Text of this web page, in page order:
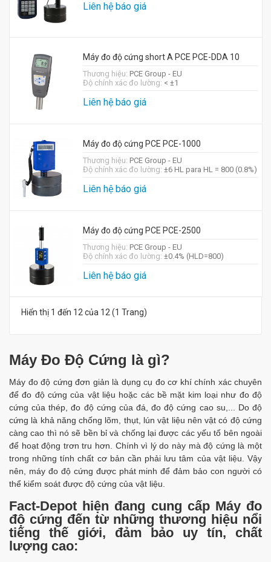
Liên hệ báo giá
Máy đo độ cứng short A PCE PCE-DDA 10
Thương hiệu: PCE Group - EU
Độ chính xác đo lường: < ±1
Liên hệ báo giá
Máy đo độ cứng PCE PCE-1000
Thương hiệu: PCE Group - EU
Độ chính xác đo lường: ±6 HL para HL = 800 (0.8%)
Liên hệ báo giá
Máy đo độ cứng PCE PCE-2500
Thương hiệu: PCE Group - EU
Độ chính xác đo lường: ±0.4% (HLD=800)
Liên hệ báo giá
Hiển thị 1 đến 12 của 12 (1 Trang)
Máy Đo Độ Cứng là gì?
Máy đo độ cứng đơn giản là dụng cụ đo cơ khí chính xác chuyên
để đo độ cứng của vật liệu hoặc các bề mặt kim loại như đo độ
cứng của thép, đo độ cứng của đá, đo độ cứng cao su,... Do độ
cứng là khả năng chống lõm, thụt, lún vật liệu nên vật có độ cứng
càng cao thì nó sẽ bền bỉ và chống lại được các yếu tố bên ngoài
để hoạt động trơn tru hơn. Chính vì lý do này mà độ cứng là một
trong những tính chất cơ bản cần phải lưu tâm của vật liệu. Vậy
nên, máy đo độ cứng được phát minh để đảm bảo con người có
thể kiểm soát được độ cứng của vật liệu.
Fact-Depot hiện đang cung cấp Máy đo
độ cứng đến từ những thương hiệu nổi
tiếng thế giới, đảm bảo uy tín, chất
lượng cao: